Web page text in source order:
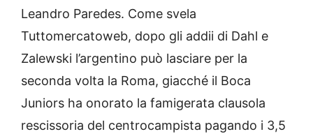
Leandro Paredes. Come svela
Tuttomercatoweb, dopo gli addii di Dahl e
Zalewski l’argentino può lasciare per la
seconda volta la Roma, giacché il Boca
Juniors ha onorato la famigerata clausola
rescissoria del centrocampista pagando i 3,5